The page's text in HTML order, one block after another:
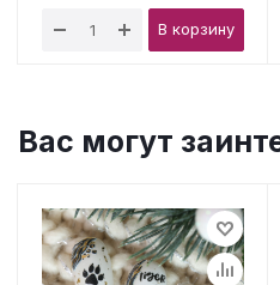
В корзину
Вас могут